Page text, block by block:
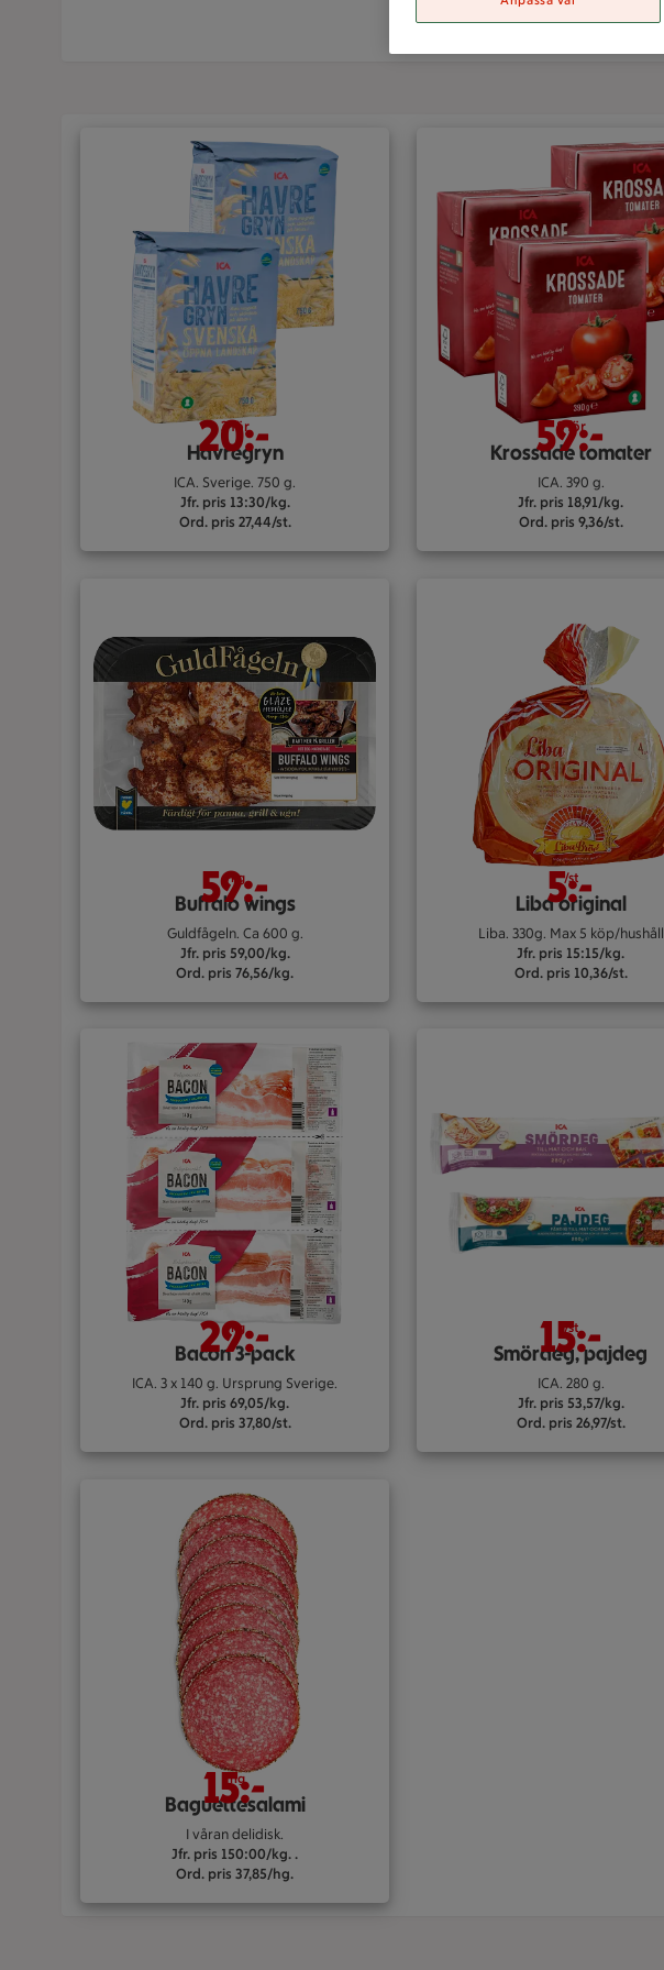
20:-
2 för
Havregryn
ICA. Sverige. 750 g.
Jfr. pris 13:30/kg.
Ord. pris 27,44/st.
59:-
8 för
Krossade tomater
ICA. 390 g.
Jfr. pris 18,91/kg.
Ord. pris 9,36/st.
59:-
/kg
Buffalo wings
Guldfågeln. Ca 600 g.
Jfr. pris 59,00/kg.
Ord. pris 76,56/kg.
5:-
/st
Liba original
Liba. 330g. Max 5 köp/hushåll
Jfr. pris 15:15/kg.
Ord. pris 10,36/st.
29:-
/kg
Bacon 3-pack
ICA. 3 x 140 g. Ursprung Sverige.
Jfr. pris 69,05/kg.
Ord. pris 37,80/st.
15:-
/st
Smördeg, pajdeg
ICA. 280 g.
Jfr. pris 53,57/kg.
Ord. pris 26,97/st.
15:-
/hg
Baguettesalami
I våran delidisk.
Jfr. pris 150:00/kg. .
Ord. pris 37,85/hg.